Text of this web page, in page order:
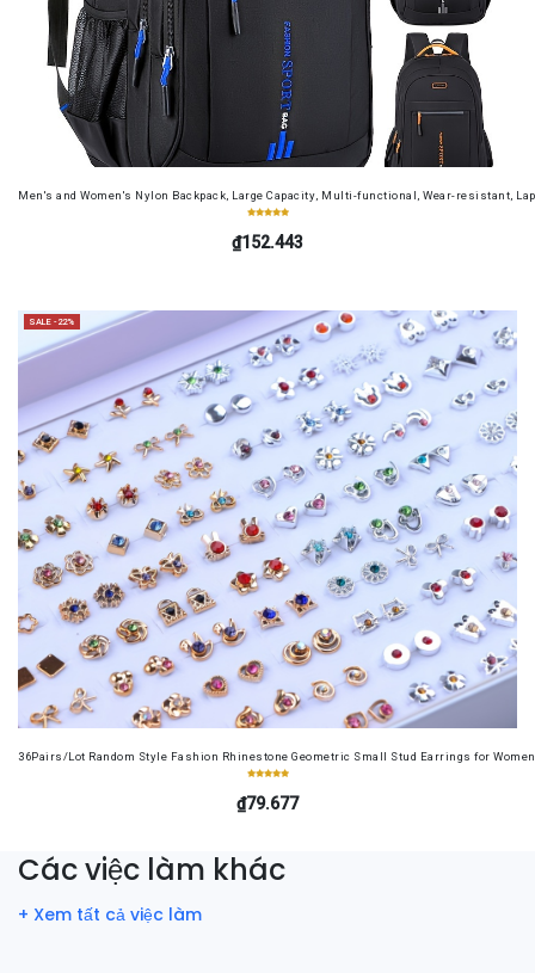
Men's and Women's Nylon Backpack, Large Capacity, Multi-functional, Wear-resistant,
₫152.443
SALE -22%
36Pairs/Lot Random Style Fashion Rhinestone Geometric Small Stud Earrings for
₫79.677
Các việc làm khác
+ Xem tất cả việc làm